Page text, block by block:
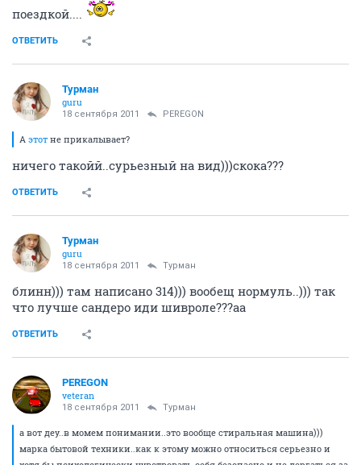
поездкой....
ОТВЕТИТЬ
Турман
guru
18 сентября 2011 PEREGON
А этот не прикалывает?
ничего такойй..сурьезный на вид)))скока???
ОТВЕТИТЬ
Турман
guru
18 сентября 2011 Турман
блинн))) там написано 314))) вообещ нормуль..))) так
что лучше сандеро иди шивроле???аа
ОТВЕТИТЬ
PEREGON
veteran
18 сентября 2011 Турман
а вот деу..в момем понимании..это вообще стиральная машина)))
марка бытовой техники..как к этому можно относиться серьезно и